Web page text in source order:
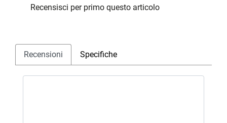
Recensisci per primo questo articolo
Recensioni Specifiche